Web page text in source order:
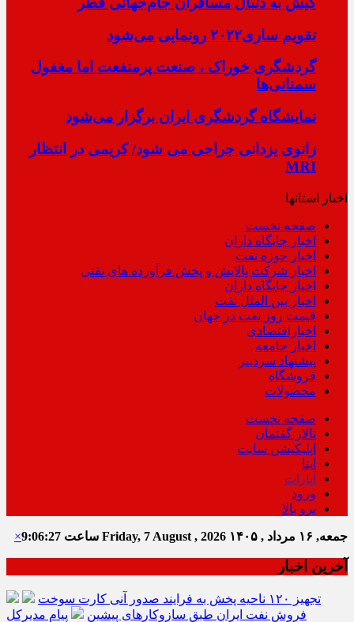
تقویم ساری۲۰۲۲ رونمایی می‌شود
گردشگری خوراک ، صنعت پرمنفعت اما مغفول
سمنانی‌ها
نمایشگاه گردشگری ایران برگزار می‌شود
زانوی یزدانی جراحی می شود/ کریمی در انتظار
MRI
اخبار استانها
صفحه نخست
اخبار جایگاه داران
اخبار حوزه نفت
اخبار شرکت پالایش و پخش فرآورده های نفتی
اخبار جایگاه داران
اخبار بین الملل نفت
قیمت روز نفت در جهان
اخباراقتصادی
اخبار جامعه
پیشنهاد سردبیر
فروشگاه
محصولات
صفحه نخست
تالار گفتمان
اپلیکیشن سایت
ایتا
آپارات
ورود
برو بالا
جمعه, ۱۶ مرداد , ۱۴۰۵ Friday, 7 August , 2026 ساعت 9:06:28
×
آخرین اخبار
تجهیز ۱۲۰ ناحیه پخش به فرایند صدور آنی کارت سوخت
فروش نفت ایران طبق سازوکارهای پیشین
پیام مدیرکل